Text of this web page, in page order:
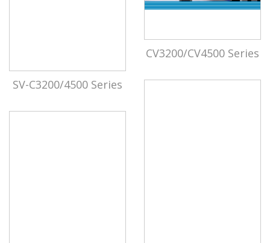
CV3200/CV4500 Series
SV-C3200/4500 Series